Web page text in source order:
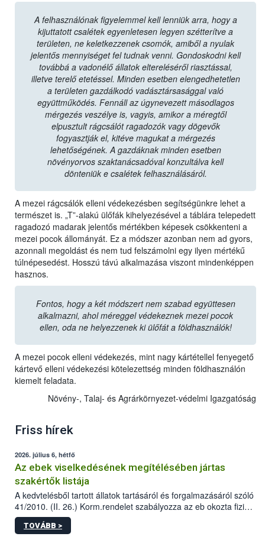
A felhasználónak figyelemmel kell lenniük arra, hogy a
kijuttatott csalétek egyenletesen legyen szétterítve a
területen, ne keletkezzenek csomók, amiből a nyulak
jelentős mennyiséget fel tudnak venni. Gondoskodni kell
továbbá a vadonélő állatok eltereléséről riasztással,
illetve terelő etetéssel. Minden esetben elengedhetetlen
a területen gazdálkodó vadásztársasággal való
együttműködés. Fennáll az úgynevezett másodlagos
mérgezés veszélye is, vagyis, amikor a méregtől
elpusztult rágcsálót ragadozók vagy dögevők
fogyasztják el, kitéve magukat a mérgezés
lehetőségének. A gazdáknak minden esetben
növényorvos szaktanácsadóval konzultálva kell
dönteniük e csalétek felhasználásáról.
A mezei rágcsálók elleni védekezésben segítségünkre lehet a
természet is. „T”-alakú ülőfák kihelyezésével a táblára telepedett
ragadozó madarak jelentős mértékben képesek csökkenteni a
mezei pocok állományát. Ez a módszer azonban nem ad gyors,
azonnali megoldást és nem tud felszámolni egy ilyen mértékű
túlnépesedést. Hosszú távú alkalmazása viszont mindenképpen
hasznos.
Fontos, hogy a két módszert nem szabad együttesen
alkalmazni, ahol méreggel védekeznek mezei pocok
ellen, oda ne helyezzenek ki ülőfát a földhasználók!
A mezei pocok elleni védekezés, mint nagy kártétellel fenyegető
kártevő elleni védekezési kötelezettség minden földhasználón
kiemelt feladata.
Növény-, Talaj- és Agrárkörnyezet-védelmi Igazgatóság
Friss hírek
2026. július 6, hétfő
Az ebek viselkedésének megítélésében jártas
szakértők listája
A kedvtelésből tartott állatok tartásáról és forgalmazásáról szóló
41/2010. (II. 26.) Korm.rendelet szabályozza az eb okozta fizikai
sérülés, illetve ennek veszélye keletkezésekor felmerülő
hatósági feladatokat, valamint a veszélyes eb tartását és annak
TOVÁBB >